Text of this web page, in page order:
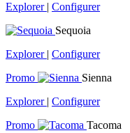
Explorer | Configurer
Sequoia
Explorer | Configurer
Promo
Sienna
Explorer | Configurer
Promo
Tacoma